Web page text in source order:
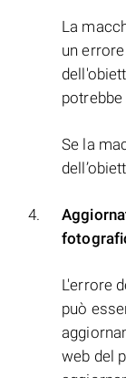
La
un
Se la
L'errore
può
web del